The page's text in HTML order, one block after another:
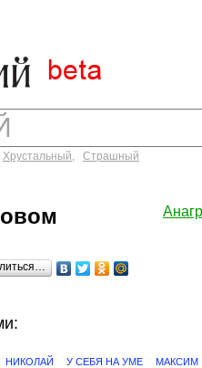
Хрустальный, Страшный
НИКОЛАЙ У СЕБЯ НА УМЕ МАКСИМ